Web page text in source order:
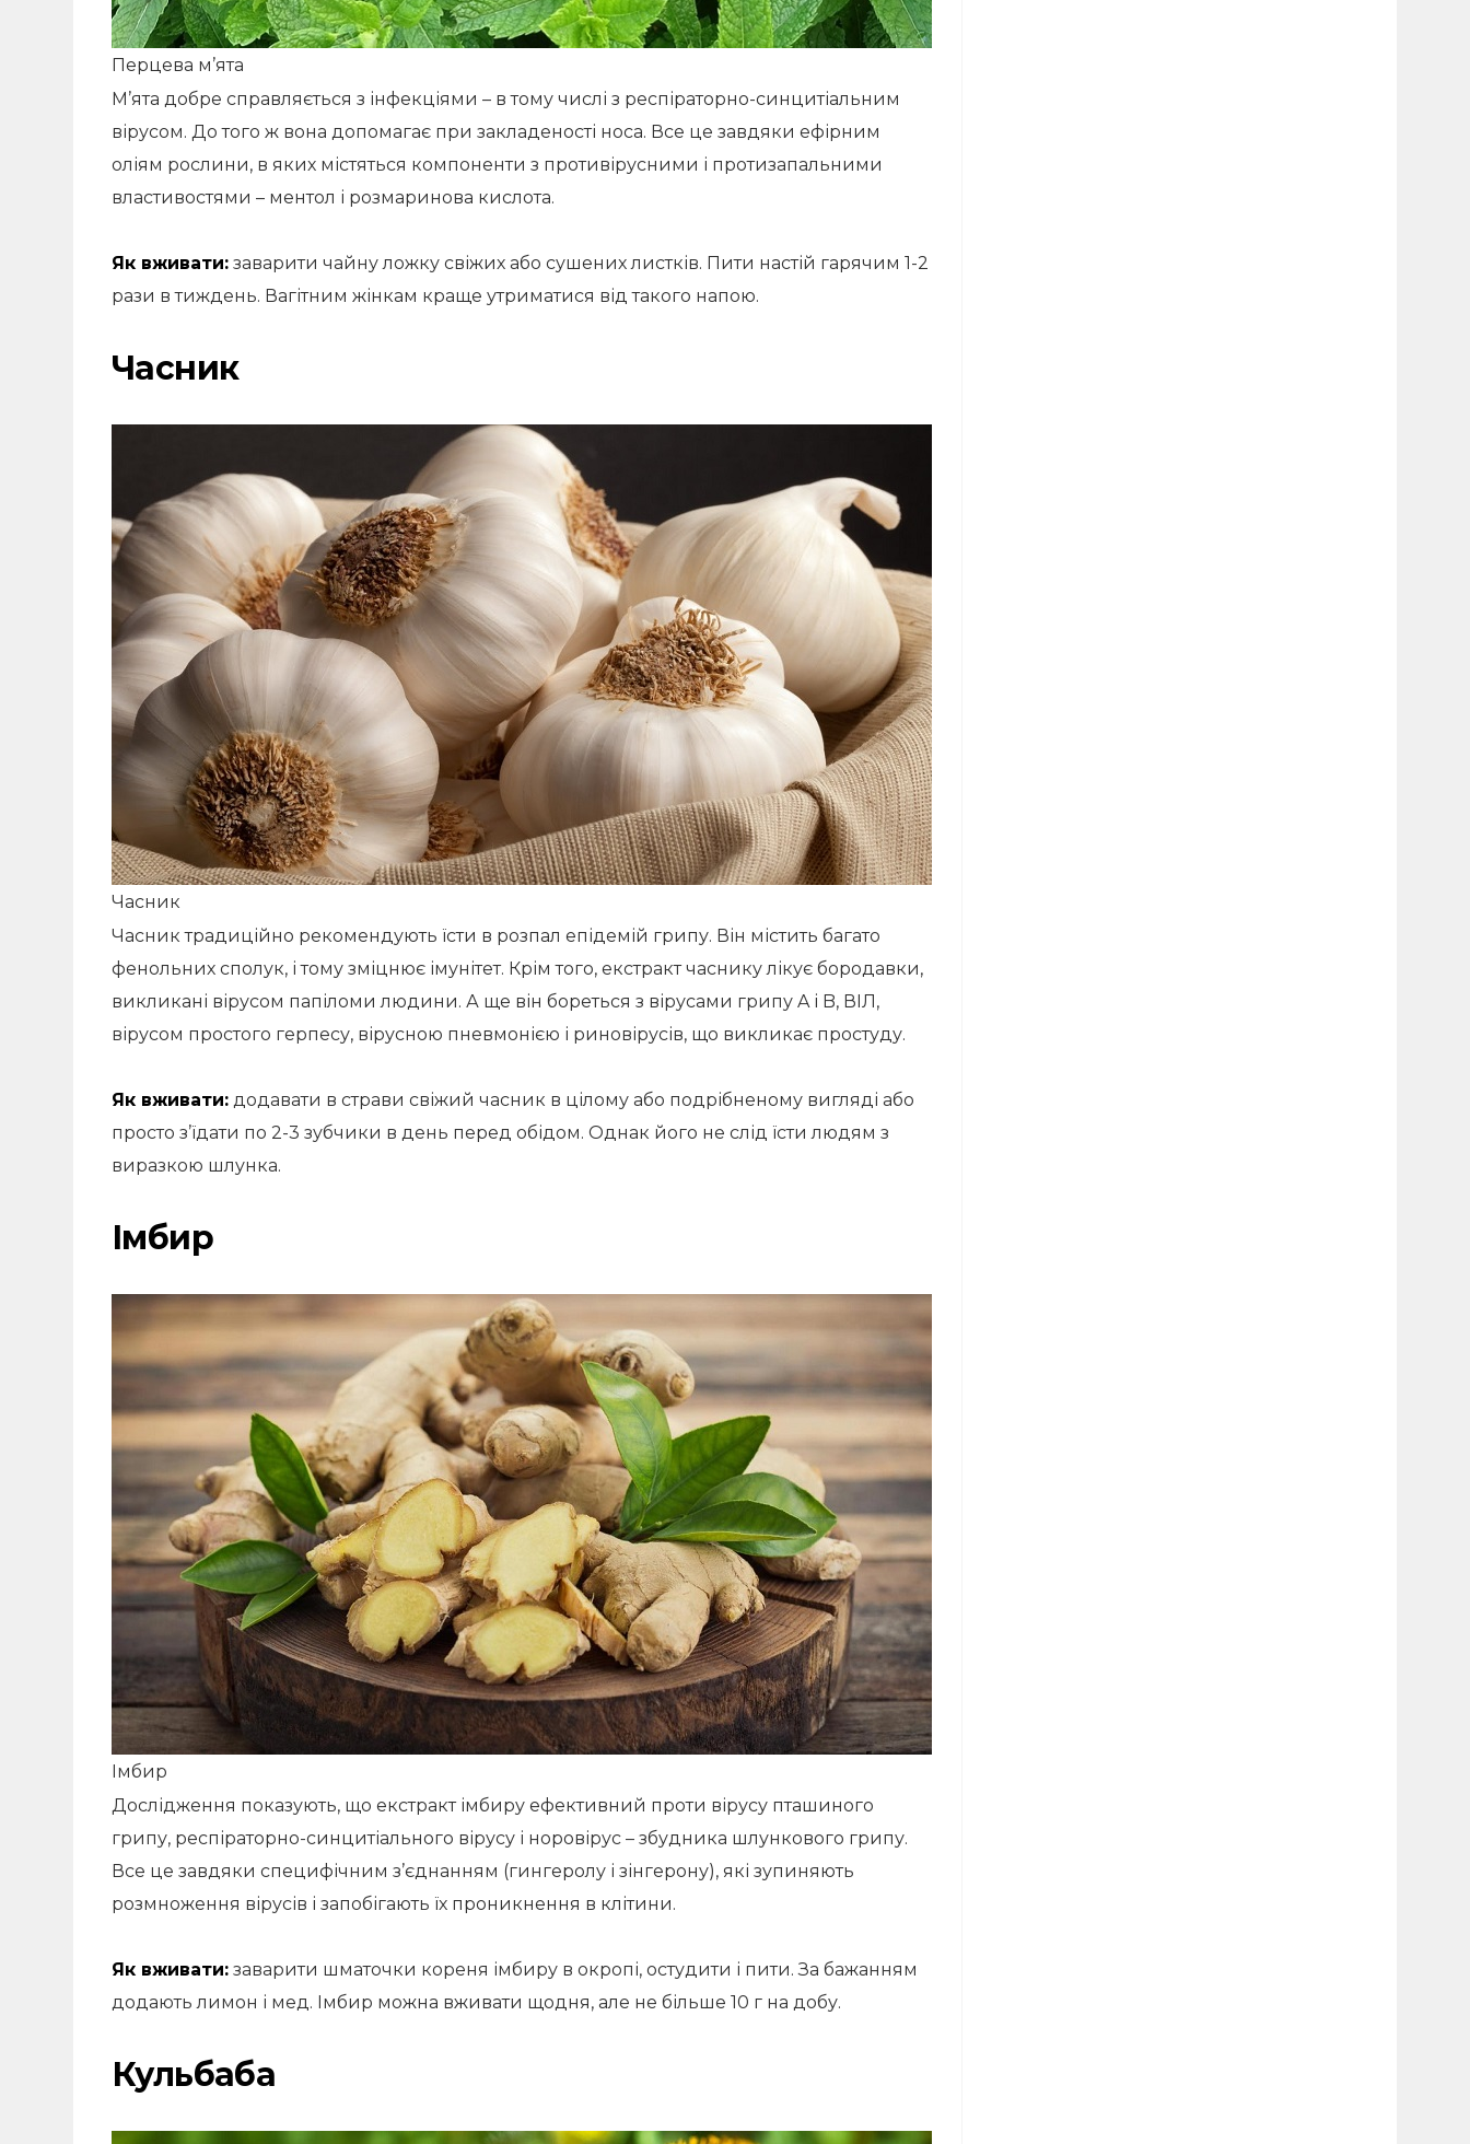
Перцева м’ята
М’ята добре справляється з інфекціями – в тому числі з респіраторно-синцитіальним
вірусом. До того ж вона допомагає при закладеності носа. Все це завдяки ефірним
оліям рослини, в яких містяться компоненти з противірусними і протизапальними
властивостями – ментол і розмаринова кислота.
Як вживати: заварити чайну ложку свіжих або сушених листків. Пити настій гарячим 1-2
рази в тиждень. Вагітним жінкам краще утриматися від такого напою.
Часник
Часник
Часник традиційно рекомендують їсти в розпал епідемій грипу. Він містить багато
фенольних сполук, і тому зміцнює імунітет. Крім того, екстракт часнику лікує бородавки,
викликані вірусом папіломи людини. А ще він бореться з вірусами грипу A і B, ВІЛ,
вірусом простого герпесу, вірусною пневмонією і риновірусів, що викликає простуду.
Як вживати: додавати в страви свіжий часник в цілому або подрібненому вигляді або
просто з’їдати по 2-3 зубчики в день перед обідом. Однак його не слід їсти людям з
виразкою шлунка.
Імбир
Імбир
Дослідження показують, що екстракт імбиру ефективний проти вірусу пташиного
грипу, респіраторно-синцитіального вірусу і норовірус – збудника шлункового грипу.
Все це завдяки специфічним з’єднанням (гингеролу і зінгерону), які зупиняють
розмноження вірусів і запобігають їх проникнення в клітини.
Як вживати: заварити шматочки кореня імбиру в окропі, остудити і пити. За бажанням
додають лимон і мед. Імбир можна вживати щодня, але не більше 10 г на добу.
Кульбаба